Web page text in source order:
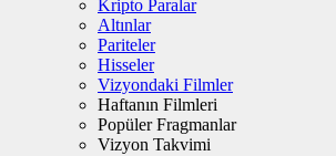
Kripto Paralar
Altınlar
Pariteler
Hisseler
Vizyondaki Filmler
Haftanın Filmleri
Popüler Fragmanlar
Vizyon Takvimi